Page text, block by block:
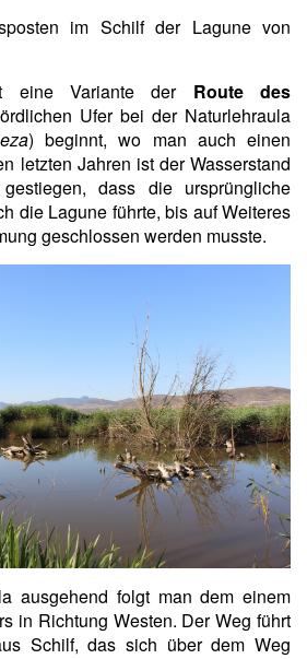
eine Variante der Route des
Ufer bei der Naturlehraula
) beginnt, wo man auch einen
letzten Jahren ist der Wasserstand
dass die ursprüngliche
die Lagune führte, bis auf Weiteres
geschlossen werden musste.
ausgehend folgt man dem einem
in Richtung Westen. Der Weg führt
Schilf, das sich über dem Weg